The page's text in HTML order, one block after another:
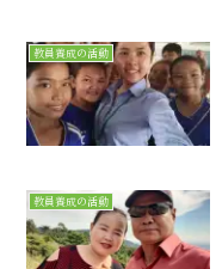
教員養成の活動
教員養成の活動